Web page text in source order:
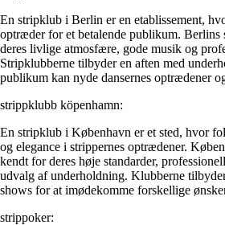
En stripklub i Berlin er en etablissement,
optræder for et betalende publikum. Berlins
deres livlige atmosfære, gode musik og
Stripklubberne tilbyder en aften med
publikum kan nyde dansernes optrædener
strippklubb köpenhamn:
En stripklub i København er et sted, hvor
og elegance i strippernes optrædener.
kendt for deres høje standarder,
udvalg af underholdning. Klubberne
shows for at imødekomme forskellige
strippoker: